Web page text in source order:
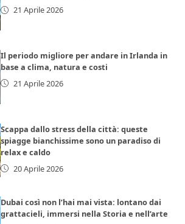
21 Aprile 2026
Il periodo migliore per andare in Irlanda in
base a clima, natura e costi
21 Aprile 2026
Scappa dallo stress della città: queste
spiagge bianchissime sono un paradiso di
relax e caldo
20 Aprile 2026
Dubai così non l’hai mai vista: lontano dai
grattacieli, immersi nella Storia e nell’arte